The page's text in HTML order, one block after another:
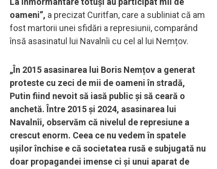
oameni”, a precizat Curitfan, care a subliniat că am
fost martorii unei sfidări a represiunii, comparând
însă asasinatul lui Navalnîi cu cel al lui Nemțov.
„În 2015 asasinarea lui Boris Nemțov a generat
proteste cu zeci de mii de oameni în stradă,
Putin fiind nevoit să iasă public și să ceară o
anchetă. Între 2015 și 2024, asasinarea lui
Navalnîi, observăm că nivelul de represiune a
crescut enorm. Ceea ce nu vedem în spatele
ușilor închise e că societatea rusă e subjugată nu
doar propagandei imense ci și unui aparat de